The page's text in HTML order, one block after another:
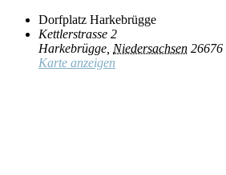
Dorfplatz Harkebrügge
Kettlerstrasse 2
Harkebrügge Niedersachsen 26676
Karte anzeigen